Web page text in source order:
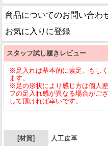
商品についてのお問い合わ
お気に入りに登録
スタッフ試し履きレビュー
※足入れは基本的に素足、もし
ます。
※足の形状により感じ方は個人
フの足入れ感が異なる場合がご
して頂ければ幸いです。
[材質] 人工皮革